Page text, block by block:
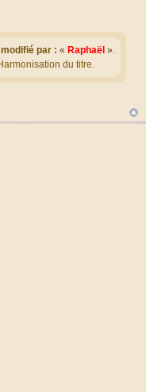
par : « Raphaël ».
du titre.